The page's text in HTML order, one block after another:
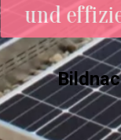
und